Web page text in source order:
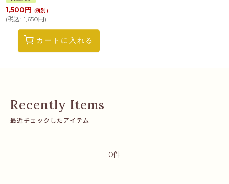
1,500円 (税別)
(税込: 1,650円)
カートに入れる
最近チェックしたアイテム
0件